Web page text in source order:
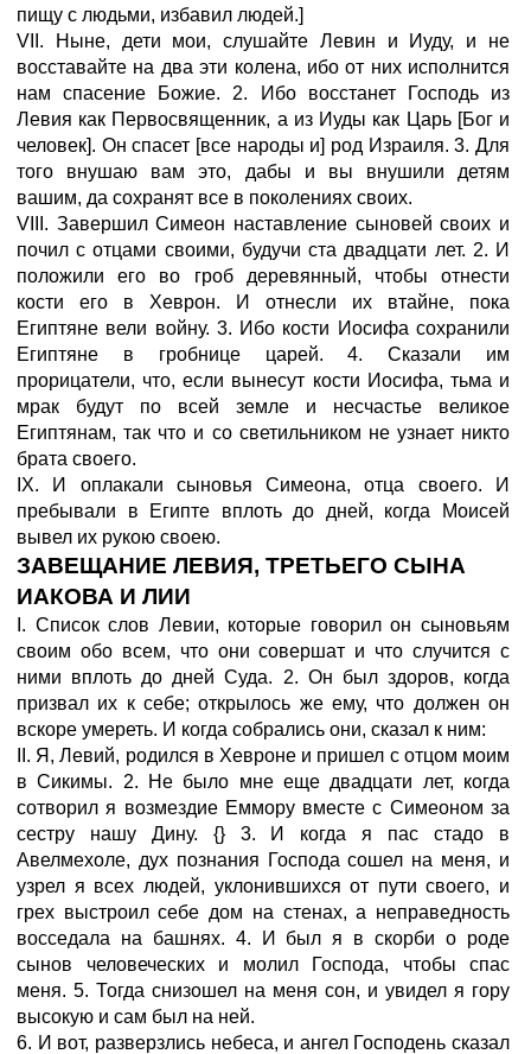
пищу с людьми, избавил людей.]
VII. Ныне, дети мои, слушайте Левин и Иуду, и не
восставайте на два эти колена, ибо от них исполнится
нам спасение Божие. 2. Ибо восстанет Господь из
Левия как Первосвященник, а из Иуды как Царь [Бог и
человек]. Он спасет [все народы и] род Израиля. 3. Для
того внушаю вам это, дабы и вы внушили детям
вашим, да сохранят все в поколениях своих.
VIII. Завершил Симеон наставление сыновей своих и
почил с отцами своими, будучи ста двадцати лет. 2. И
положили его во гроб деревянный, чтобы отнести
кости его в Хеврон. И отнесли их втайне, пока
Египтяне вели войну. 3. Ибо кости Иосифа сохранили
Египтяне в гробнице царей. 4. Сказали им
прорицатели, что, если вынесут кости Иосифа, тьма и
мрак будут по всей земле и несчастье великое
Египтянам, так что и со светильником не узнает никто
брата своего.
IX. И оплакали сыновья Симеона, отца своего. И
пребывали в Египте вплоть до дней, когда Моисей
вывел их рукою своею.
ЗАВЕЩАНИЕ ЛЕВИЯ, ТРЕТЬЕГО СЫНА
ИАКОВА И ЛИИ
I. Список слов Левии, которые говорил он сыновьям
своим обо всем, что они совершат и что случится с
ними вплоть до дней Суда. 2. Он был здоров, когда
призвал их к себе; открылось же ему, что должен он
вскоре умереть. И когда собрались они, сказал к ним:
II. Я, Левий, родился в Хевроне и пришел с отцом моим
в Сикимы. 2. Не было мне еще двадцати лет, когда
сотворил я возмездие Еммору вместе с Симеоном за
сестру нашу Дину. {} 3. И когда я пас стадо в
Авелмехоле, дух познания Господа сошел на меня, и
узрел я всех людей, уклонившихся от пути своего, и
грех выстроил себе дом на стенах, а неправедность
восседала на башнях. 4. И был я в скорби о роде
сынов человеческих и молил Господа, чтобы спас
меня. 5. Тогда снизошел на меня сон, и увидел я гору
высокую и сам был на ней.
6. И вот, разверзлись небеса, и ангел Господень сказал